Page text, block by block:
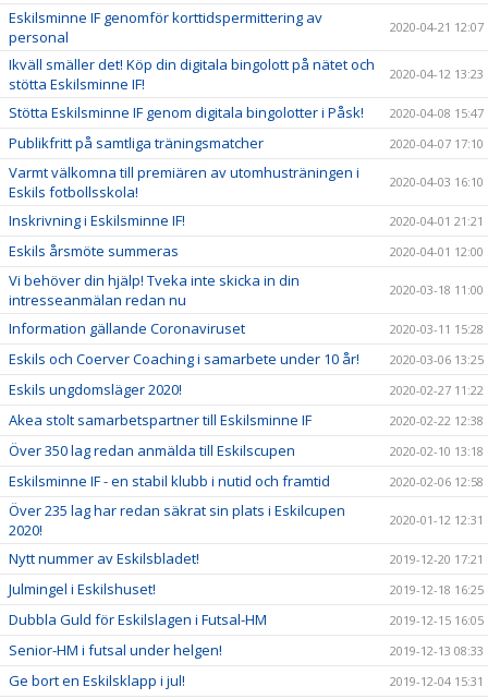
Eskilsminne IF genomför korttidspermittering av
personal
2020-04-21 12:07
Ikväll smäller det! Köp din digitala bingolott på nätet och
stötta Eskilsminne IF!
2020-04-12 13:23
Stötta Eskilsminne IF genom digitala bingolotter i Påsk! 2020-04-08 15:47
Publikfritt på samtliga träningsmatcher 2020-04-07 17:10
Varmt välkomna till premiären av utomhusträningen i
Eskils fotbollsskola!
2020-04-03 16:10
Inskrivning i Eskilsminne IF! 2020-04-01 21:21
Eskils årsmöte summeras 2020-04-01 12:00
Vi behöver din hjälp! Tveka inte skicka in din
intresseanmälan redan nu
2020-03-18 11:00
Information gällande Coronaviruset 2020-03-11 15:28
Eskils och Coerver Coaching i samarbete under 10 år! 2020-03-06 13:25
Eskils ungdomsläger 2020! 2020-02-27 11:22
Akea stolt samarbetspartner till Eskilsminne IF 2020-02-22 12:38
Över 350 lag redan anmälda till Eskilscupen 2020-02-10 13:18
Eskilsminne IF - en stabil klubb i nutid och framtid 2020-02-06 12:58
Över 235 lag har redan säkrat sin plats i Eskilcupen
2020!
2020-01-12 12:31
Nytt nummer av Eskilsbladet! 2019-12-20 17:21
Julmingel i Eskilshuset! 2019-12-18 16:25
Dubbla Guld för Eskilslagen i Futsal-HM 2019-12-15 16:05
Senior-HM i futsal under helgen! 2019-12-13 08:33
Ge bort en Eskilsklapp i jul! 2019-12-04 15:31